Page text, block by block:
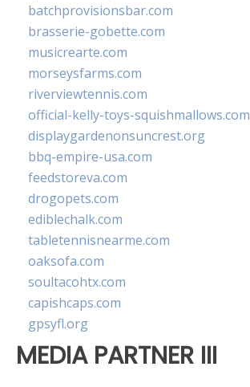
batchprovisionsbar.com
brasserie-gobette.com
musicrearte.com
morseysfarms.com
riverviewtennis.com
official-kelly-toys-squishmallows.com
displaygardenonsuncrest.org
bbq-empire-usa.com
feedstoreva.com
drogopets.com
ediblechalk.com
tabletennisnearme.com
oaksofa.com
soultacohtx.com
capishcaps.com
gpsyfl.org
MEDIA PARTNER III